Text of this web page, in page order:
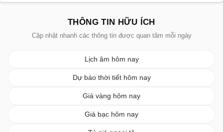
THÔNG TIN HỮU ÍCH
Cập nhật nhanh các thông tin được quan tâm mỗi ngày
Lịch âm hôm nay
Dự báo thời tiết hôm nay
Giá vàng hôm nay
Giá bạc hôm nay